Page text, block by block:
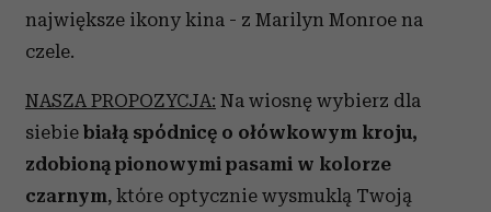
największe ikony kina - z Marilyn Monroe na
czele.
NASZA PROPOZYCJA: Na wiosnę wybierz dla
siebie białą spódnicę o ołówkowym kroju,
zdobioną pionowymi pasami w kolorze
czarnym, które optycznie wysmuklą Twoją